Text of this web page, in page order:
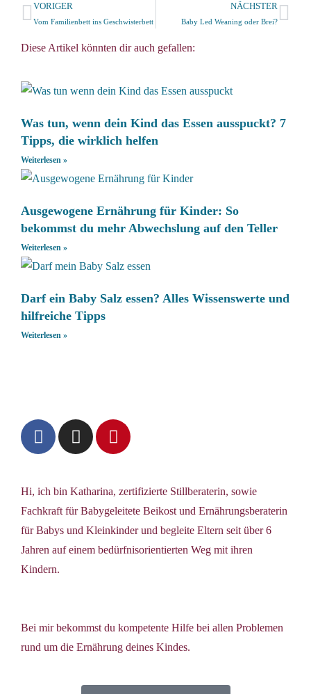
VORIGER
Vom Familienbett ins Geschwisterbett
NÄCHSTER
Baby Led Weaning oder Brei?
Diese Artikel könnten dir auch gefallen:
Was tun, wenn dein Kind das Essen ausspuckt? 7
Tipps, die wirklich helfen
Weiterlesen »
Ausgewogene Ernährung für Kinder: So
bekommst du mehr Abwechslung auf den Teller
Weiterlesen »
Darf ein Baby Salz essen? Alles Wissenswerte und
hilfreiche Tipps
Weiterlesen »
Hi, ich bin Katharina, zertifizierte Stillberaterin, sowie
Fachkraft für Babygeleitete Beikost und Ernährungsberaterin
für Babys und Kleinkinder und begleite Eltern seit über 6
Jahren auf einem bedürfnisorientierten Weg mit ihren
Kindern.
Bei mir bekommst du kompetente Hilfe bei allen Problemen
rund um die Ernährung deines Kindes.